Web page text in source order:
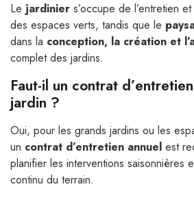
Le jardinier s’occupe de l’entretien
des espaces verts, tandis que le
dans la conception, la création et
complet des jardins.
Faut-il un contrat
jardin ?
Oui, pour les grands jardins ou les
un contrat d’entretien annuel est
planifier les interventions saisonnières
continu du terrain.